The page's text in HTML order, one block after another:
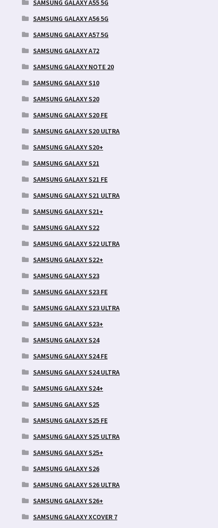
SAMSUNG GALAXY A55 5G
SAMSUNG GALAXY A56 5G
SAMSUNG GALAXY A57 5G
SAMSUNG GALAXY A72
SAMSUNG GALAXY NOTE 20
SAMSUNG GALAXY S10
SAMSUNG GALAXY S20
SAMSUNG GALAXY S20 FE
SAMSUNG GALAXY S20 ULTRA
SAMSUNG GALAXY S20+
SAMSUNG GALAXY S21
SAMSUNG GALAXY S21 FE
SAMSUNG GALAXY S21 ULTRA
SAMSUNG GALAXY S21+
SAMSUNG GALAXY S22
SAMSUNG GALAXY S22 ULTRA
SAMSUNG GALAXY S22+
SAMSUNG GALAXY S23
SAMSUNG GALAXY S23 FE
SAMSUNG GALAXY S23 ULTRA
SAMSUNG GALAXY S23+
SAMSUNG GALAXY S24
SAMSUNG GALAXY S24 FE
SAMSUNG GALAXY S24 ULTRA
SAMSUNG GALAXY S24+
SAMSUNG GALAXY S25
SAMSUNG GALAXY S25 FE
SAMSUNG GALAXY S25 ULTRA
SAMSUNG GALAXY S25+
SAMSUNG GALAXY S26
SAMSUNG GALAXY S26 ULTRA
SAMSUNG GALAXY S26+
SAMSUNG GALAXY XCOVER 7